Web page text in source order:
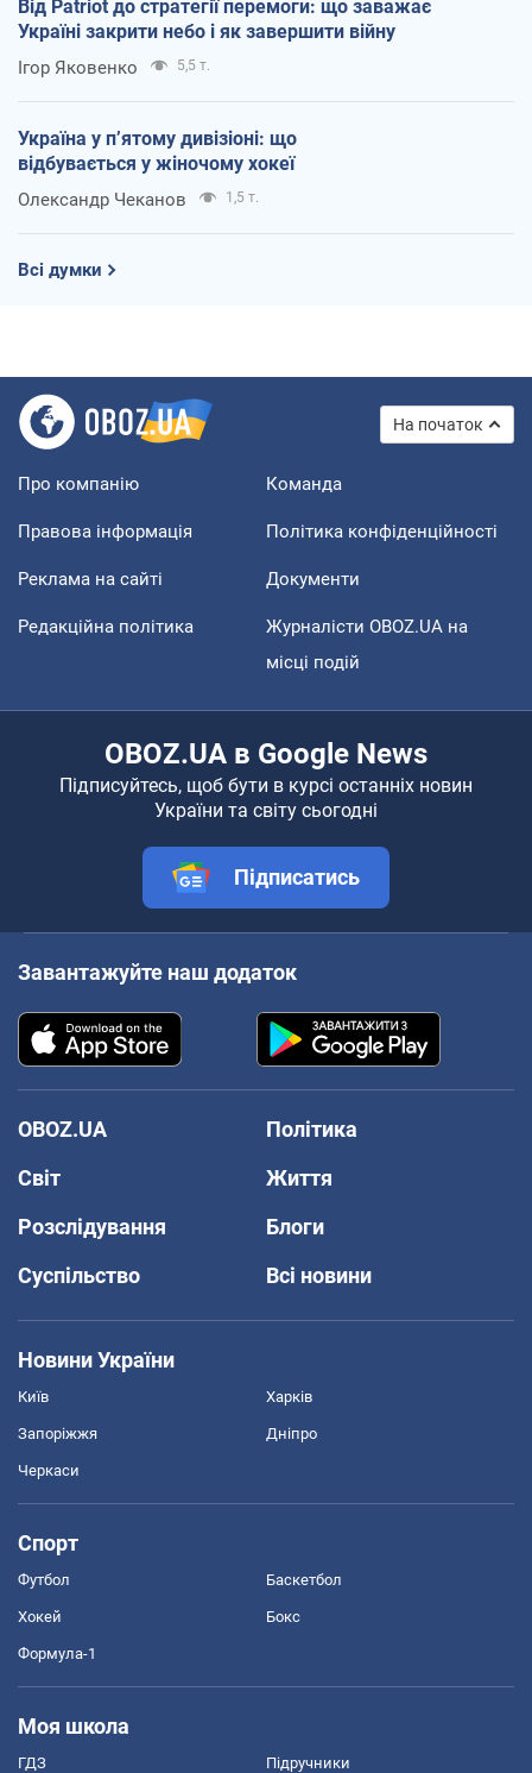
Від Patriot до стратегії перемоги: що заважає
Україні закрити небо і як завершити війну
Ігор Яковенко 5,5 т.
Україна у п’ятому дивізіоні: що
відбувається у жіночому хокеї
Олександр Чеканов 1,5 т.
Всі думки
На початок
Про компанію Команда
Правова інформація Політика конфіденційності
Реклама на сайті Документи
Редакційна політика
Журналісти OBOZ.UA на
місці подій
OBOZ.UA в Google News
Підписуйтесь, щоб бути в курсі останніх новин
України та світу сьогодні
Підписатись
Завантажуйте наш додаток
OBOZ.UA
Політика
Світ
Життя
Розслідування
Блоги
Суспільство
Всі новини
Новини України
Київ Харків
Запоріжжя Дніпро
Черкаси
Спорт
Футбол Баскетбол
Хокей Бокс
Формула-1
Моя школа
ГДЗ Підручники